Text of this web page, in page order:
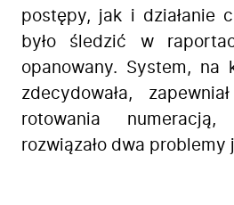
postępy, jak i działanie
było śledzić w
opanowany. System,
zdecydowała,
rotowania
rozwiązało dwa problemy